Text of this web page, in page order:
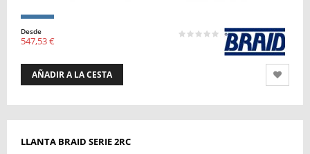
Desde
547,53 €
AÑADIR A LA CESTA
LLANTA BRAID SERIE 2RC